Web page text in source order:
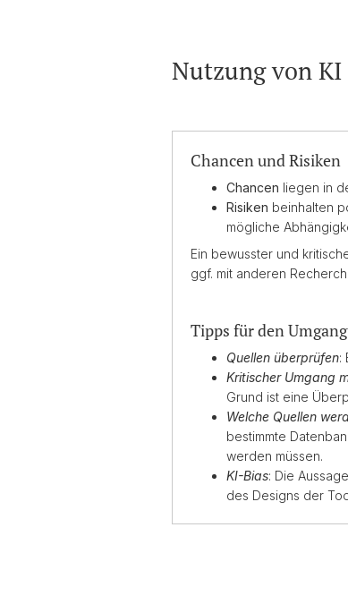
Nutzung von
Chancen und Risiken
Chancen liegen in
Risiken beinhalten
mögliche
Ein bewusster und
ggf. mit anderen
Tipps für den
Quellen überprüfen:
Kritischer Umgang
Grund ist eine
Welche Quellen
bestimmte
werden müssen.
KI-Bias: Die
des Designs der